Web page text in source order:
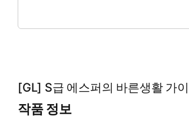
*여자 주인공4: 임이수 ― 샤크를 ‘문제아’
*공감 글귀:
[GL] S급 에스퍼의 바른생활 가
작품 정보